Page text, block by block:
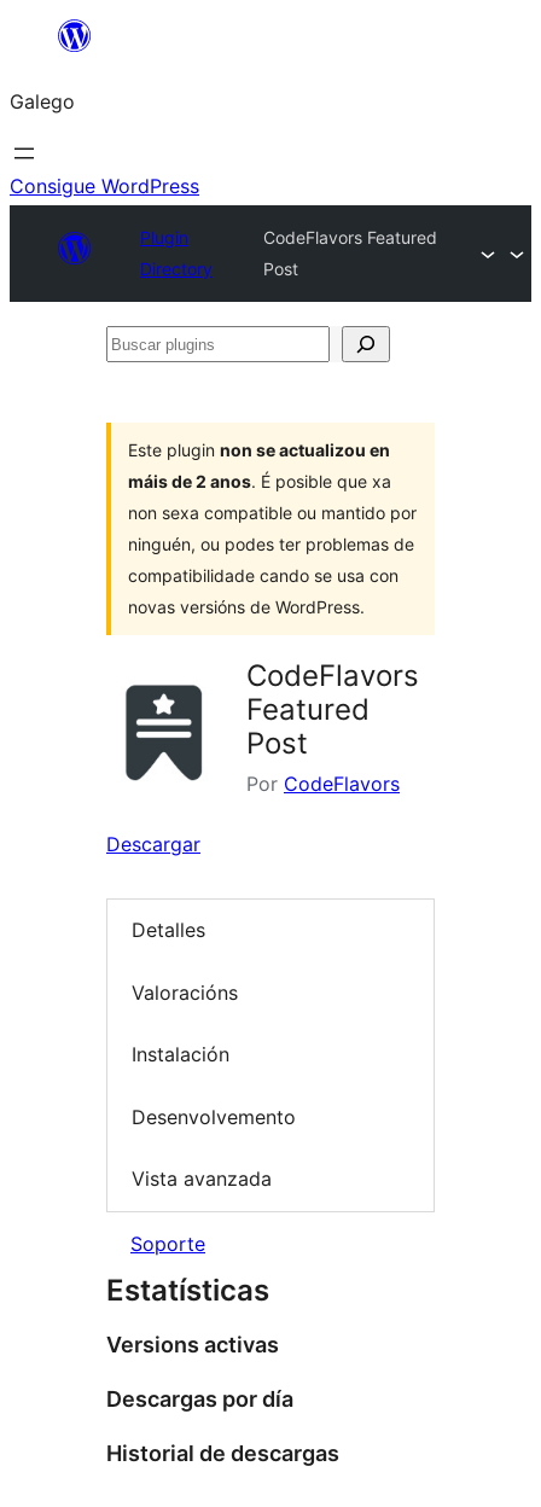
Saltar
contido
Galego
Consigue WordPress
Plugin
Directory
CodeFlavors Featured
Post
Buscar
Este plugin non se actualizou en
máis de 2 anos. É posible que xa
non sexa compatible ou mantido por
ninguén, ou podes ter problemas de
compatibilidade cando se usa con
novas versións de WordPress.
CodeFlavors
Featured
Post
Por CodeFlavors
Descargar
Detalles
Valoracións
Instalación
Desenvolvemento
Vista avanzada
Soporte
Estatísticas
Versions activas
Descargas por día
Historial de descargas